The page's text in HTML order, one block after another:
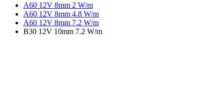
A60 12V 8mm 2 W/m
A60 12V 8mm 4.8 W/m
A60 12V 8mm 7.2 W/m
B30 12V 10mm 7.2 W/m